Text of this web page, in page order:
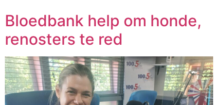
Bloedbank help om honde,
renosters te red